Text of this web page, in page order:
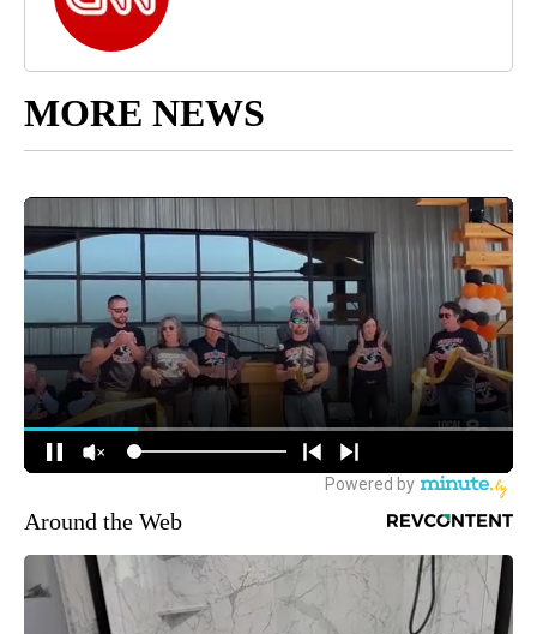
MORE NEWS
Around the Web